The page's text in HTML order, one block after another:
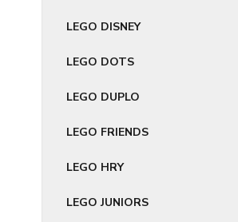
LEGO DISNEY
LEGO DOTS
LEGO DUPLO
LEGO FRIENDS
LEGO HRY
LEGO JUNIORS